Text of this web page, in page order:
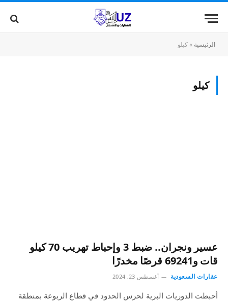
الرئيسية »كيلو
كيلو
عسير ونجران.. ضبط 3 وإحباط تهريب 70 كيلو
قات و69241 قرصًا مخدرًا
عقارات السعودية أغسطس 23, 2024
أحبطت الدوريات البرية لحرس الحدود في قطاع الربوعة بمنطقة